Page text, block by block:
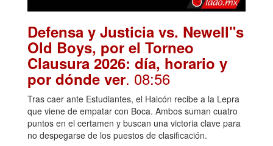
Defensa y Justicia vs. Newell"s
Old Boys, por el Torneo
Clausura 2026: día, horario y
por dónde ver. 08:56
Tras caer ante Estudiantes, el Halcón recibe a la Lepra
que viene de empatar con Boca. Ambos suman cuatro
puntos en el certamen y buscan una victoria clave para
no despegarse de los puestos de clasificación.